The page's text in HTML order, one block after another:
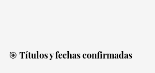
🎯 Títulos y fechas confirmadas